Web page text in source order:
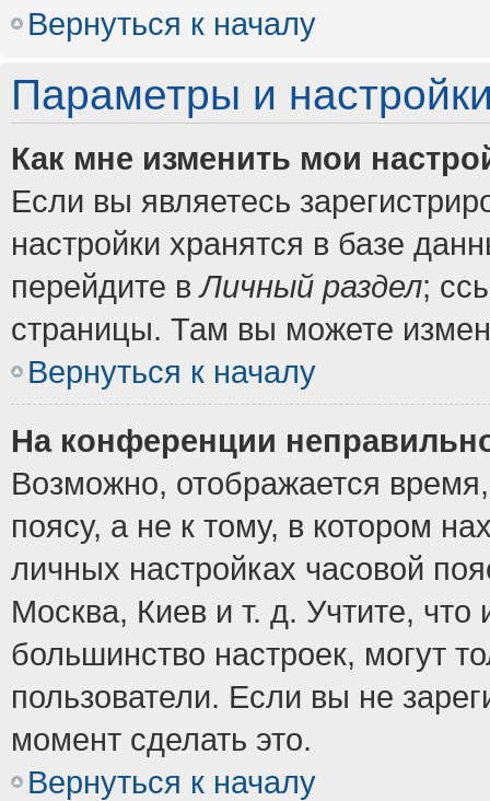
Вернуться к началу
Параметры и
Как мне изменить мои
Если вы являетесь
настройки хранятся в базе
перейдите вЛичный раздел;
страницы. Там вы можете
Вернуться к началу
На конференции
Возможно, отображается
поясу, а не к тому, в котором
личных настройках часовой
Москва, Киев и т. д. Учтите, что
большинство настроек, могут
пользователи. Если вы не
момент сделать это.
Вернуться к началу